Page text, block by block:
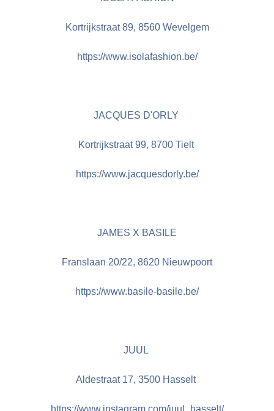
Kortrijkstraat 89, 8560 Wevelgem
https://www.isolafashion.be/
JACQUES D'ORLY
Kortrijkstraat 99, 8700 Tielt
https://www.jacquesdorly.be/
JAMES X BASILE
Franslaan 20/22, 8620 Nieuwpoort
https://www.basile-basile.be/
JUUL
Aldestraat 17, 3500 Hasselt
https://www.instagram.com/juul_hasselt/